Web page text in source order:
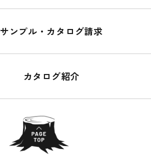
サンプル・カタログ請求
カタログ紹介